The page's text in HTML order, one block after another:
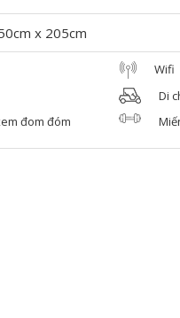
x 205cm
Wifi
Di
đom đóm